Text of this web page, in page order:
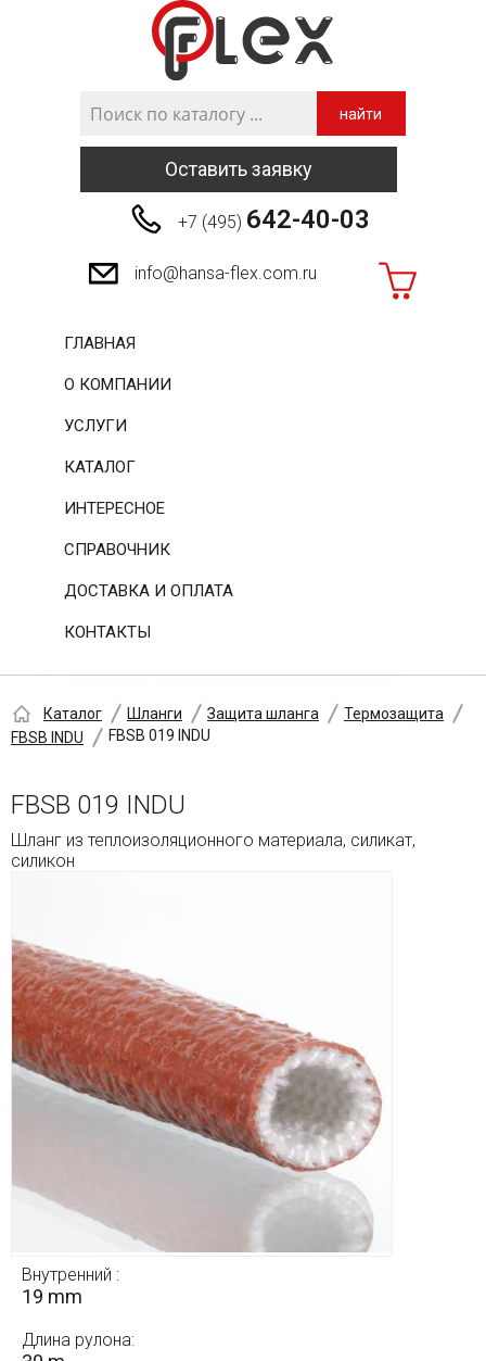
найти
Оставить заявку
+7 (495) 642-40-03
info@hansa-flex.com.ru
ГЛАВНАЯ
О КОМПАНИИ
УСЛУГИ
КАТАЛОГ
ИНТЕРЕСНОЕ
СПРАВОЧНИК
ДОСТАВКА И ОПЛАТА
КОНТАКТЫ
Каталог Шланги Защита шланга
Термозащита
FBSB INDU
FBSB 019 INDU
FBSB 019 INDU
Шланг из теплоизоляционного материала, силикат,
силикон
Внутренний :
19 mm
Длина рулона: